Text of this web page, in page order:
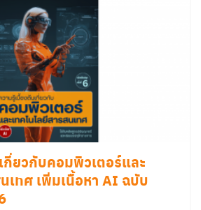
กี่ยวกับคอมพิวเตอร์และ
เทศ เพิ่มเนื้อหา AI ฉบับ